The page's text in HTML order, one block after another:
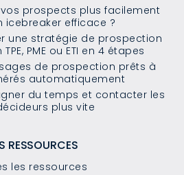
prospects plus facilement
icebreaker efficace ?
une stratégie de prospection
PME ou ETI en 4 étapes
de prospection prêts à
automatiquement
du temps et contacter les
plus vite
RESSOURCES
les ressources